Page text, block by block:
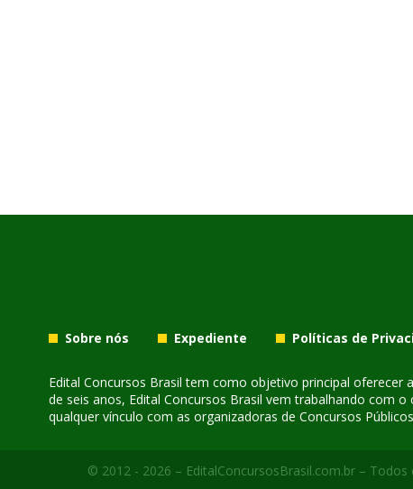
Sobre nós Expediente Políticas de
Edital Concursos Brasil tem como objetivo principal
de seis anos, Edital Concursos Brasil vem trabalhando com
qualquer vínculo com as organizadoras de Concursos
© 2012 - 2026 – EditalConcursosBrasil.com.br –